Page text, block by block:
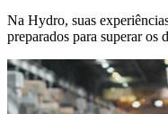
Na Hydro, suas
preparados para superar os